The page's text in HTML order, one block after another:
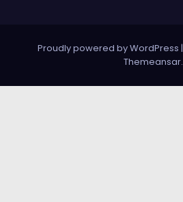
Proudly powered by WordPress |
Themeansar.